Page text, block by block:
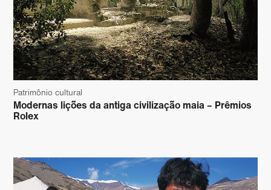
Patrimônio cultural
Modernas lições da antiga civilização maia – Prêmios
Rolex